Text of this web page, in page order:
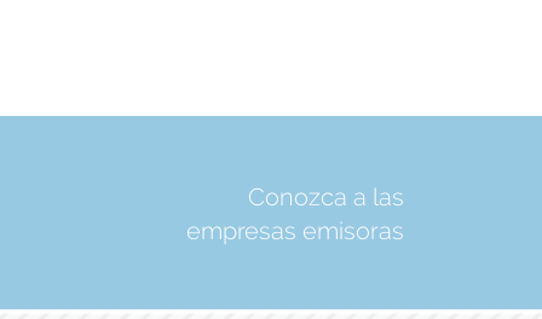
Conozca a las
empresas emisoras